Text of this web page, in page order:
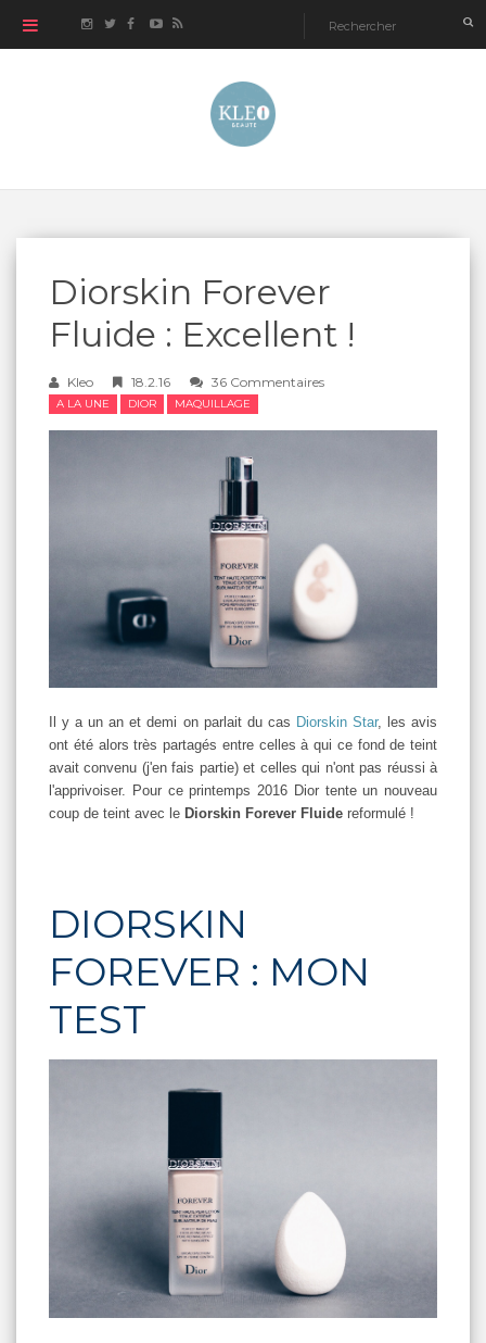
Diorskin Forever
Fluide : Excellent !
Kleo 18.2.16 36 Commentaires
A LA UNE DIOR MAQUILLAGE
Il y a un an et demi on parlait du cas Diorskin Star, les avis
ont été alors très partagés entre celles à qui ce fond de teint
avait convenu (j'en fais partie) et celles qui n'ont pas réussi à
l'apprivoiser. Pour ce printemps 2016 Dior tente un nouveau
coup de teint avec le Diorskin Forever Fluide reformulé !
DIORSKIN
FOREVER : MON
TEST